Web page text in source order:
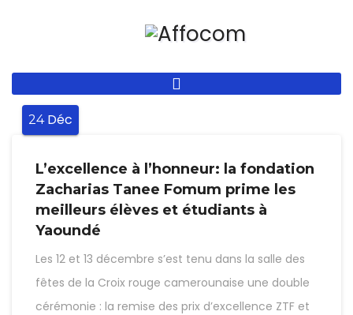
24 Déc
L’excellence à l’honneur: la fondation
Zacharias Tanee Fomum prime les
meilleurs élèves et étudiants à
Yaoundé
Les 12 et 13 décembre s’est tenu dans la salle des
fêtes de la Croix rouge camerounaise une double
cérémonie : la remise des prix d’excellence ZTF et